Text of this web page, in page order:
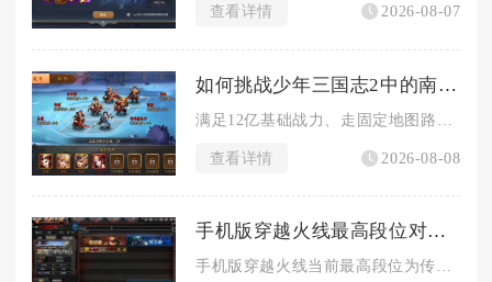
查看详情 2026-08-07
如何挑战少年三国志2中的南华老仙
查看详情 2026-08-08
手机版穿越火线最高段位对战战绩要求如何
手机版穿越火线当前最高段位为传奇，解锁该段位对战战绩硬性标准...